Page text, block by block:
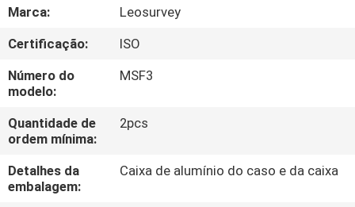
EXCURSÃO
DA
FÁBRICA
CONTROLE
DA
QUALIDADE
Marca:
Leosurvey
Certificação:
ISO
Número do
modelo:
MSF3
Quantidade de
ordem mínima:
2pcs
Detalhes da
embalagem:
Caixa de alumínio do caso e da caixa